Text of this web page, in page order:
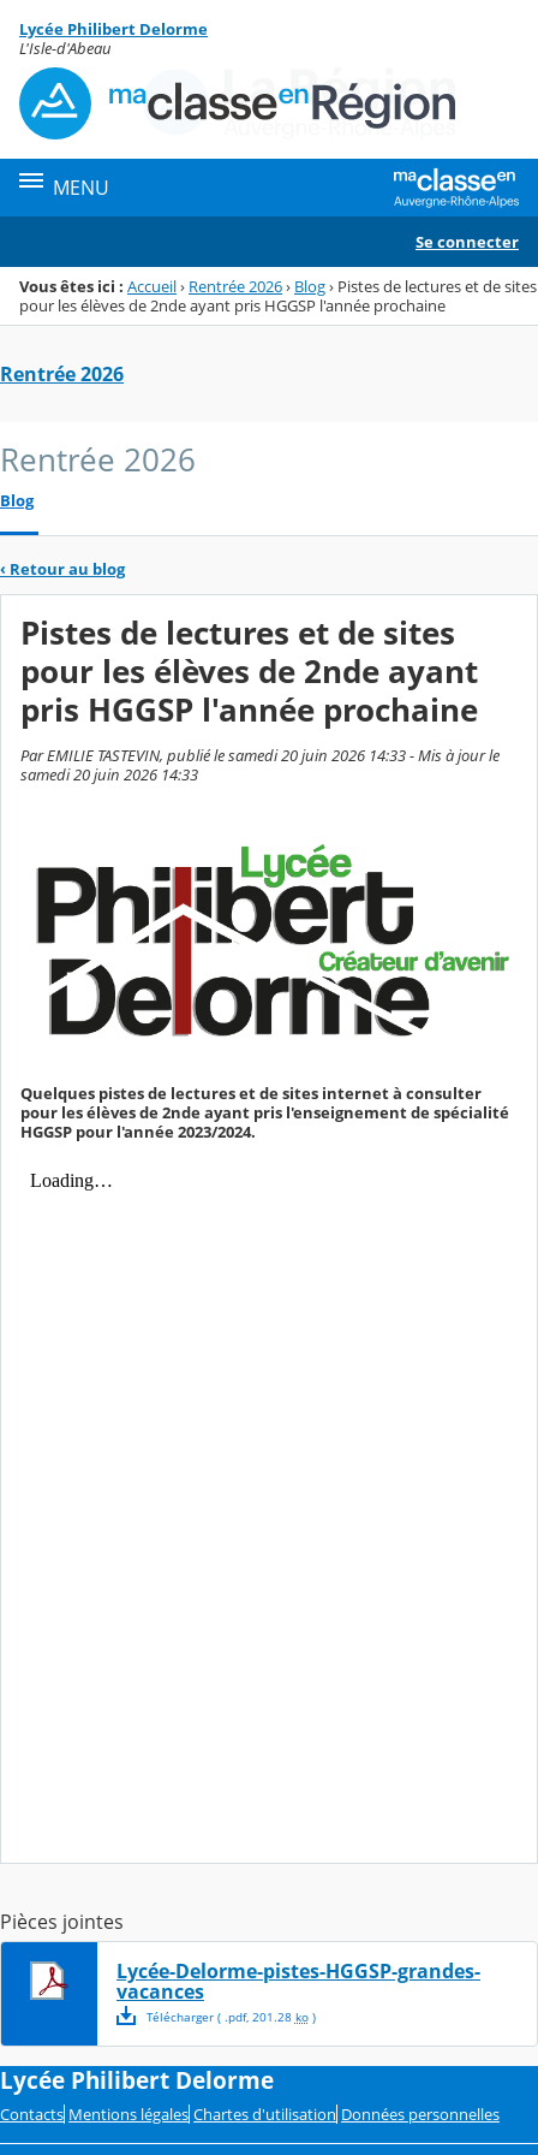
Menu de la rubrique
Contenu
Lycée Philibert Delorme
L'Isle-d'Abeau
MENU
Se connecter
Vous êtes ici : Accueil› Rentrée 2026› Blog› Pistes de lectures et de sites
pour les élèves de 2nde ayant pris HGGSP l'année prochaine
Rentrée 2026
Rentrée 2026
Blog
‹ Retour au blog
Pistes de lectures et de sites
pour les élèves de 2nde ayant
pris HGGSP l'année prochaine
Par EMILIE TASTEVIN, publié le samedi 20 juin 2026 14:33 - Mis à jour le
samedi 20 juin 2026 14:33
Quelques pistes de lectures et de sites internet à consulter
pour les élèves de 2nde ayant pris l'enseignement de spécialité
HGGSP pour l'année 2023/2024.
Pièces jointes
Lycée-Delorme-pistes-HGGSP-grandes-
vacances
Télécharger( .pdf, 201.28 ko)
Lycée Philibert Delorme
Contacts Mentions légales Chartes d'utilisation Données personnelles